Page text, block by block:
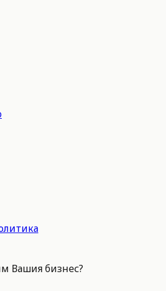
Вашия бизнес?